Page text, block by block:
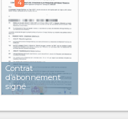
Contrat
d’abonnement
signé
4